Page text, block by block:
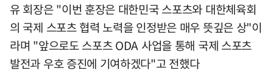
유 회장은 "이번 훈장은 대한민국 스포츠와 대한체육회
의 국제 스포츠 협력 노력을 인정받은 매우 뜻깊은 상"이
라며 "앞으로도 스포츠 ODA 사업을 통해 국제 스포츠
발전과 우호 증진에 기여하겠다"고 전했다